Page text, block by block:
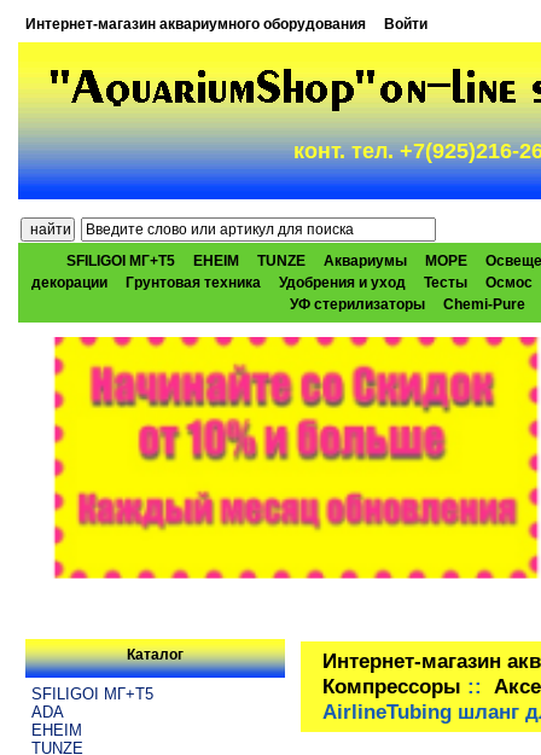
Интернет-магазин аквариумного оборудования Войти
конт. тел. +7(925)216-
SFILIGOI МГ+Т5 EHEIM TUNZE Аквариумы МОРЕ
декорации
Грунтовая техника Удобрения и уход Тесты
Осмос
УФ стерилизаторы
Chemi-Pure
Каталог
SFILIGOI МГ+Т5
ADA
EHEIM
TUNZE
Интернет-магазин
Компрессоры ::
AirlineTubing шланг